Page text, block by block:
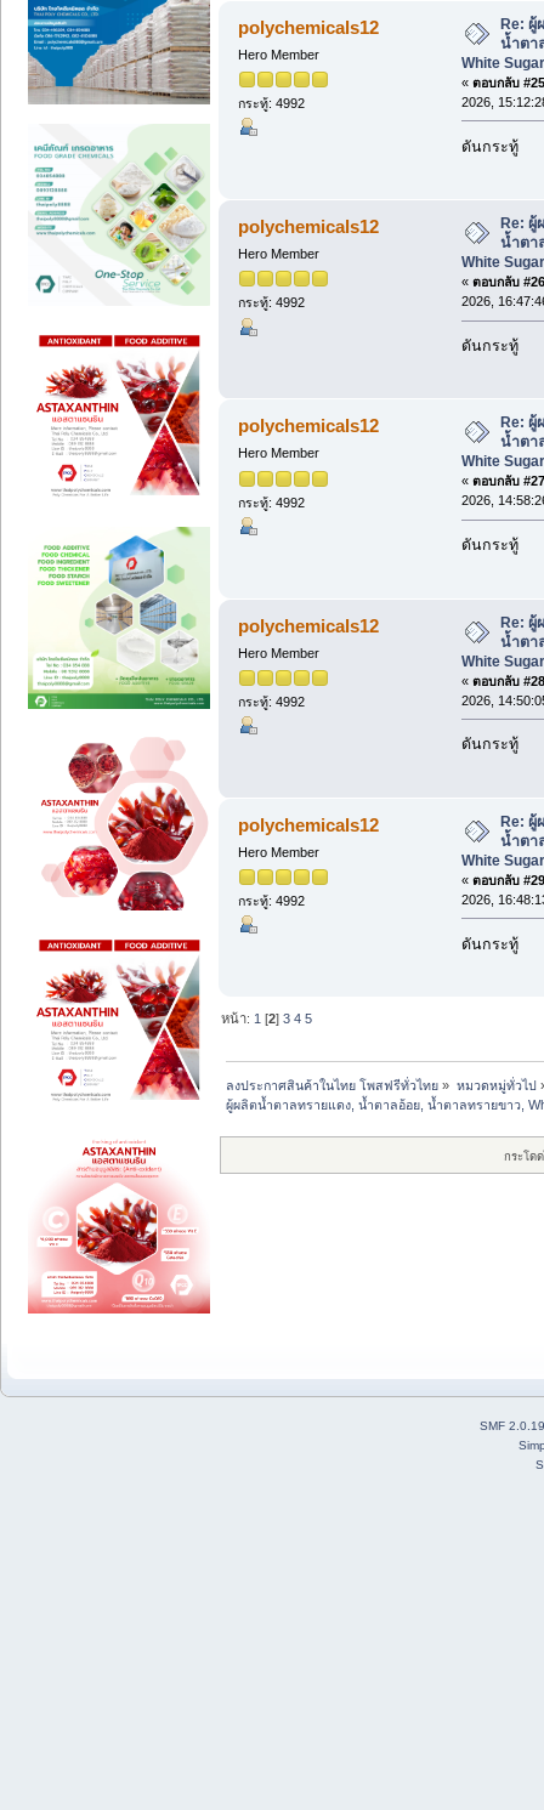
polychemicals12
Hero Member
กระทู้: 4992
Re: ผู้
น้ำตา
White
« ตอบกลับ
2026,
ดันกระทู้
polychemicals12
Hero Member
กระทู้: 4992
Re: ผู้
น้ำตา
White
« ตอบกลับ
2026,
ดันกระทู้
polychemicals12
Hero Member
กระทู้: 4992
Re: ผู้
น้ำตา
White
« ตอบกลับ
2026,
ดันกระทู้
polychemicals12
Hero Member
กระทู้: 4992
Re: ผู้
น้ำตา
White
« ตอบกลับ
2026,
ดันกระทู้
polychemicals12
Hero Member
กระทู้: 4992
Re: ผู้
น้ำตา
White
« ตอบกลับ
2026,
ดันกระทู้
หน้า: 1 [2]3 4 5
ลงประกาศสินค้าในไทย โพสฟรีทั่วไทย » หมวดหมู่ทั่วไป
ผู้ผลิตน้ำตาลทรายแดง, น้ำตาลอ้อย, น้ำตาลทรายขาว,
กระโด
SMF 2.0.19